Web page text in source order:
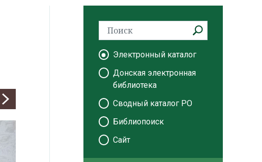
Электронный каталог
Донская электронная
библиотека
Сводный каталог РО
Библиопоиск
Сайт